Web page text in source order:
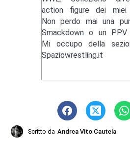
action figure dei miei
Non perdo mai una
Smackdown o un
Mi occupo della
Spaziowrestling.it
Scritto da Andrea Vito Cautela